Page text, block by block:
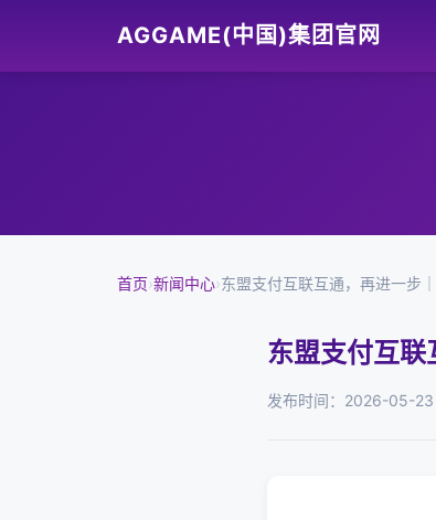
AGGAME(中国)集团官网
首页›新闻中心›东盟支付互联互通，再进一步
东盟支付互
发布时间：2026-05-